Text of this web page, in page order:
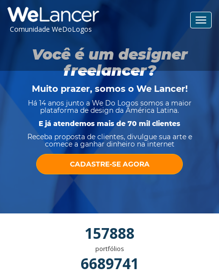
Comunidade WeDoLogos
Você é um designer
freelancer?
Muito prazer, somos o We Lancer!
Há 14 anos junto a We Do Logos somos a maior
plataforma de design da América Latina.
E já atendemos mais de 70 mil clientes
Receba proposta de clientes, divulgue sua arte e
comece a ganhar dinheiro na internet
CADASTRE-SE AGORA
157888
portfólios
6689741